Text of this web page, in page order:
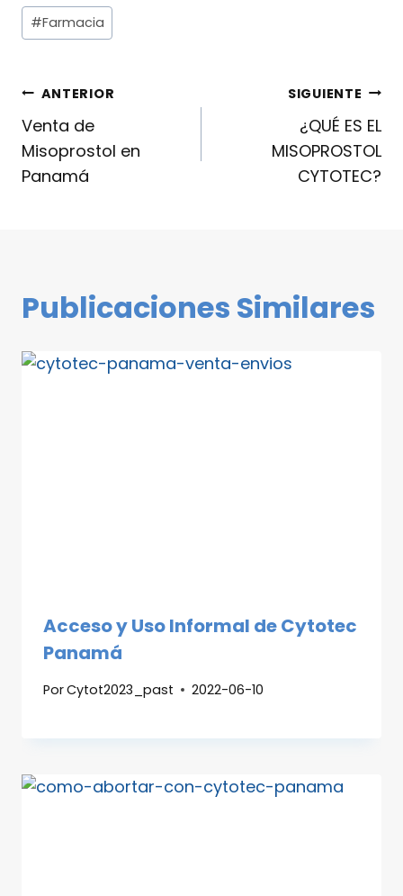
#Farmacia
ANTERIOR
Venta de
Misoprostol en
Panamá
SIGUIENTE
¿QUÉ ES EL
MISOPROSTOL
CYTOTEC?
Publicaciones Similares
Acceso y Uso Informal de Cytotec
Panamá
PorCytot2023_past 2022-06-10